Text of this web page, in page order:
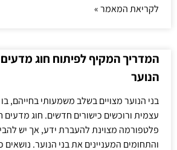
לקריאת המאמר »
המדריך המקיף לפיתוח חוג מדעים
הנוער
בני הנוער מצויים בשלב משמעותי בחייהם,
עצמית ורוכשים כישורים חדשים. חוג מדעים
פלטפורמה מצוינת להעברת ידע, אך יש
והתחומים המעניינים את בני הנוער. נושאים